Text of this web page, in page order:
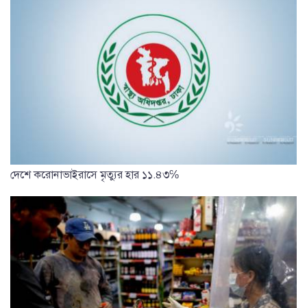
দেশে করোনাভাইরাসে মৃত্যুর হার ১১.৪৩℅